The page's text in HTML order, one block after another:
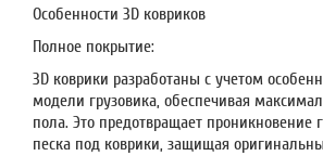
Особенности 3D ковриков
Полное покрытие:
3D коврики разработаны с учетом
модели грузовика, обеспечивая
пола. Это предотвращает проникновение
песка под коврики, защищая